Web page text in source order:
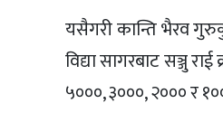
यसैगरी कान्ति भैरव
विद्या सागरबाट सञ्जु
५०००, ३०००, २००० र